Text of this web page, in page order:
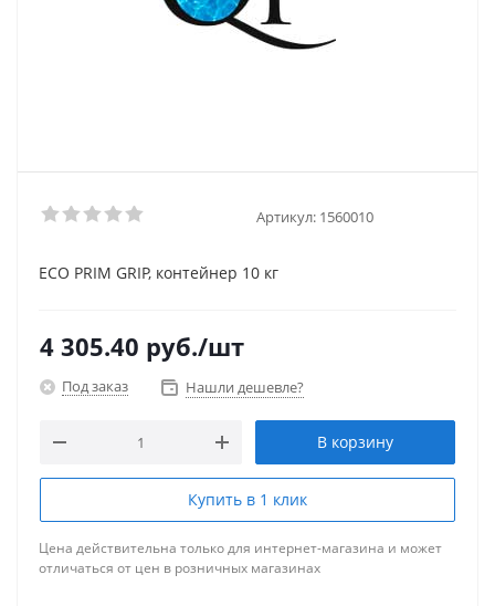
Артикул: 1560010
ECO PRIM GRIP, контейнер 10 кг
4 305.40 руб./шт
Под заказ Нашли дешевле?
В корзину
Купить в 1 клик
Цена действительна только для интернет-магазина и может
отличаться от цен в розничных магазинах